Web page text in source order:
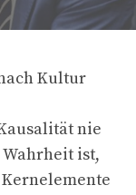
Kultur
nie
ist,